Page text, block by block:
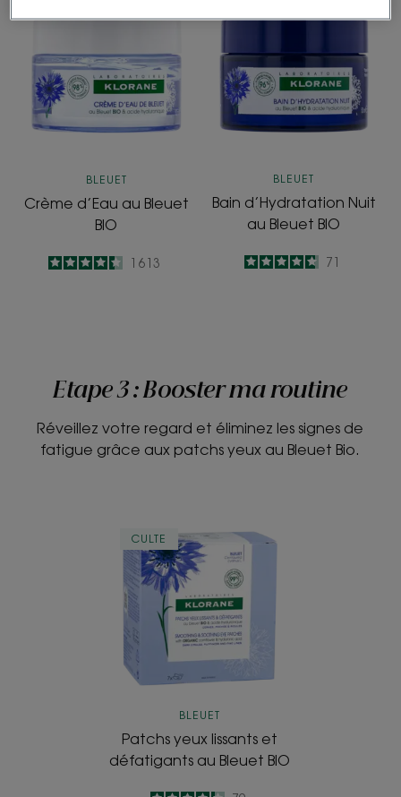
d’Eau
Bleuet
BIO
BLEUET
Crème d’Eau au Bleuet
BIO
4.4
/51 613
d’Hydratation
au
Bleuet
BIO
BLEUET
Bain d’Hydratation Nuit
au Bleuet BIO
4.7
/
5
71
Etape 3 : Booster ma routine
Réveillez votre regard et éliminez les signes de
fatigue grâce aux patchs yeux au Bleuet Bio.
Patchs
yeux
lissants
et
défatigants
au
Bleuet
BIO
CULTE
BLEUET
Patchs yeux lissants et
défatigants au Bleuet BIO